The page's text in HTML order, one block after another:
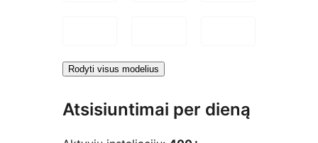
Rodyti visus modelius
Atsisiuntimai per dieną